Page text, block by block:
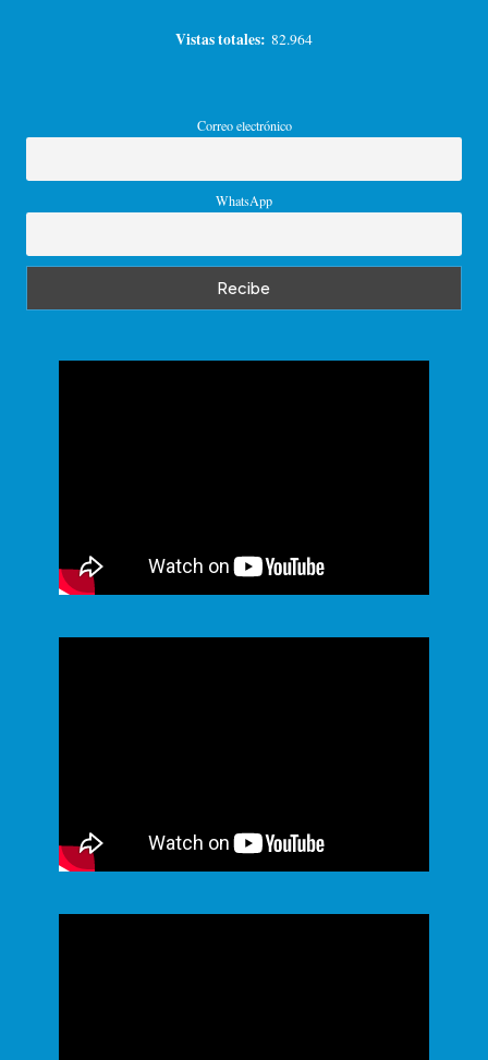
Vistas totales: 82.964
Correo electrónico
WhatsApp